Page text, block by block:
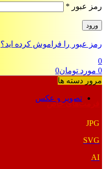
رمز عبور *
ورود
رمز عبور را فراموش کرده اید؟
0
0 مورد تومان0
مرور دسته ها
تصویر و عکس
فرمت‌های خاص
JPG
SVG
AI